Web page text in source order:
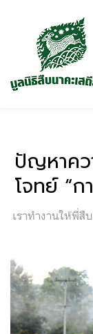
ปัญหาค
โจทย์ “
Categories:
เราทำงานให้พี่สืบ